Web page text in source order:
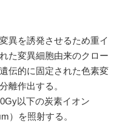
異を誘発させるため重イ
た変異細胞由来のクロー
伝的に固定された色素変
離作出する。
以下の炭素イオン
）を照射する。